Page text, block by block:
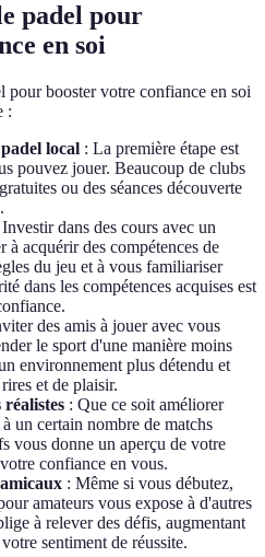
padel pour
en soi
pour booster votre confiance en soi
:
local : La première étape est
pouvez jouer. Beaucoup de clubs
ou des séances découverte
Investir dans des cours avec un
à acquérir des compétences de
du jeu et à vous familiariser
dans les compétences acquises est
des amis à jouer avec vous
le sport d'une manière moins
environnement plus détendu et
et de plaisir.
réalistes : Que ce soit améliorer
un certain nombre de matchs
vous donne un aperçu de votre
confiance en vous.
: Même si vous débutez,
amateurs vous expose à d'autres
à relever des défis, augmentant
sentiment de réussite.